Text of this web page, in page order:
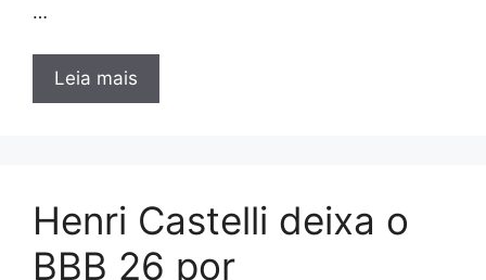
…
Leia mais
Henri Castelli deixa o
BBB 26 por